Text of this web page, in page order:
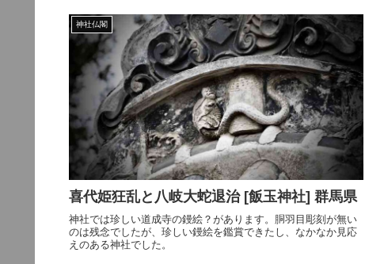
神社仏閣
喜代姫狂乱と八岐大蛇退治 [飯玉神社] 群馬県
神社では珍しい道成寺の鏝絵？があります。胴羽目彫刻が無い
のは残念でしたが、珍しい鏝絵を鑑賞できたし、なかなか見応
えのある神社でした。